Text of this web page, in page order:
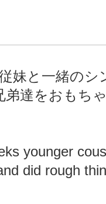
妹と一緒のシ
弟達をおもち
younger
did rough